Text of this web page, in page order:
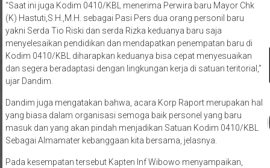
“Saat ini juga Kodim 0410/KBL menerima Perwira baru Mayor Chk
(K) Hastuti,S.H.,M.H. sebagai Pasi Pers dua orang personil baru
yakni Serda Tio Riski dan serda Rizka keduanya baru saja
menyelesaikan pendidikan dan mendapatkan penempatan baru di
Kodim 0410/KBL diharapkan keduanya bisa cepat menyesuaikan
dan segera beradaptasi dengan lingkungan kerja di satuan teritorial,”
ujar Dandim.
Dandim juga mengatakan bahwa, acara Korp Raport merupakan hal
yang biasa dalam organisasi semoga baik personel yang baru
masuk dan yang akan pindah menjadikan Satuan Kodim 0410/KBL
Sebagai Almamater kebanggaan kita bersama, jelasnya.
Pada kesempatan tersebut Kapten Inf Wibowo menyampaikan,